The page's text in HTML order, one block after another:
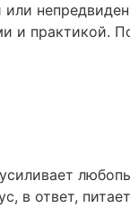
или
и практикой.
в ответ,